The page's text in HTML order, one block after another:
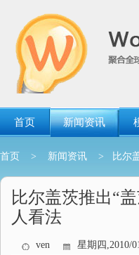
首页 新闻资讯
首页 > 新闻资讯 > 比尔盖
比尔盖茨推出“
人看法
ven 星期四,2010/